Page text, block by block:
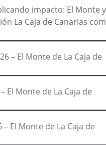
impacto: El Monte
La Caja de Canarias
– El Monte de La Caja de
El Monte de La Caja de
El Monte de La Caja de